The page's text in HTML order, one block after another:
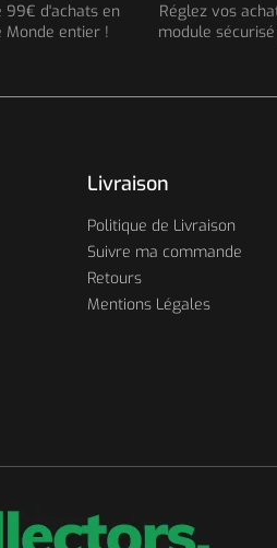
99€ d'achats en
Monde entier !
Réglez vos
module
Livraison
Politique de Livraison
Suivre ma commande
Retours
Mentions Légales